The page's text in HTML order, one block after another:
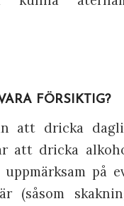
FÖRSIKTIG?
att dricka
att dricka
på
(såsom